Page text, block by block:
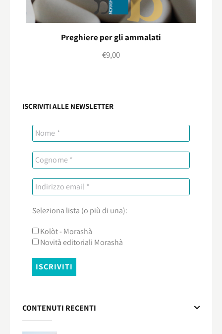
Preghiere per gli ammalati
€9,00
ISCRIVITI ALLE NEWSLETTER
Seleziona lista (o più di una):
Kolòt - Morashà
Novità editoriali Morashà
CONTENUTI RECENTI